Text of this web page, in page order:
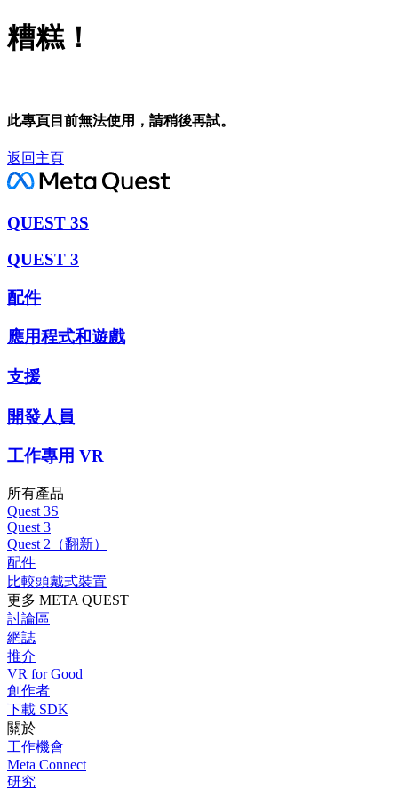
糟糕！
此專頁目前無法使用，請稍後再試。
返回主頁
QUEST 3S
QUEST 3
配件
應用程式和遊戲
支援
開發人員
工作專用 VR
所有產品
Quest 3S
Quest 3
Quest 2（翻新）
配件
比較頭戴式裝置
更多 META QUEST
討論區
網誌
推介
VR for Good
創作者
下載 SDK
關於
工作機會
Meta Connect
研究